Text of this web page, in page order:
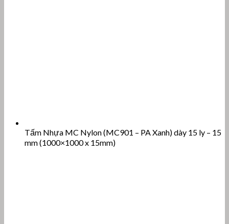
Tấm Nhựa MC Nylon (MC901 – PA Xanh) dày 15 ly – 15
mm (1000×1000 x 15mm)